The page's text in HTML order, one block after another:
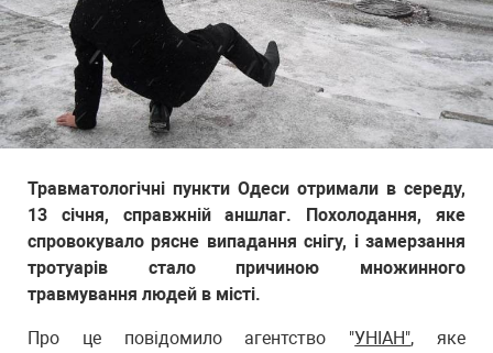
Травматологічні пункти Одеси отримали в середу,
13 січня, справжній аншлаг. Похолодання, яке
спровокувало рясне випадання снігу, і замерзання
тротуарів стало причиною множинного
травмування людей в місті.
Про це повідомило агентство "УНІАН", яке